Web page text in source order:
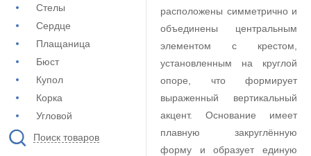
Стелы
Сердце
Плащаница
Бюст
Купол
Корка
Угловой
Поиск товаров
расположены симметрично и
объединены центральным
элементом с крестом,
установленным на круглой
опоре, что формирует
выраженный вертикальный
акцент. Основание имеет
плавную закруглённую
форму и образует единую